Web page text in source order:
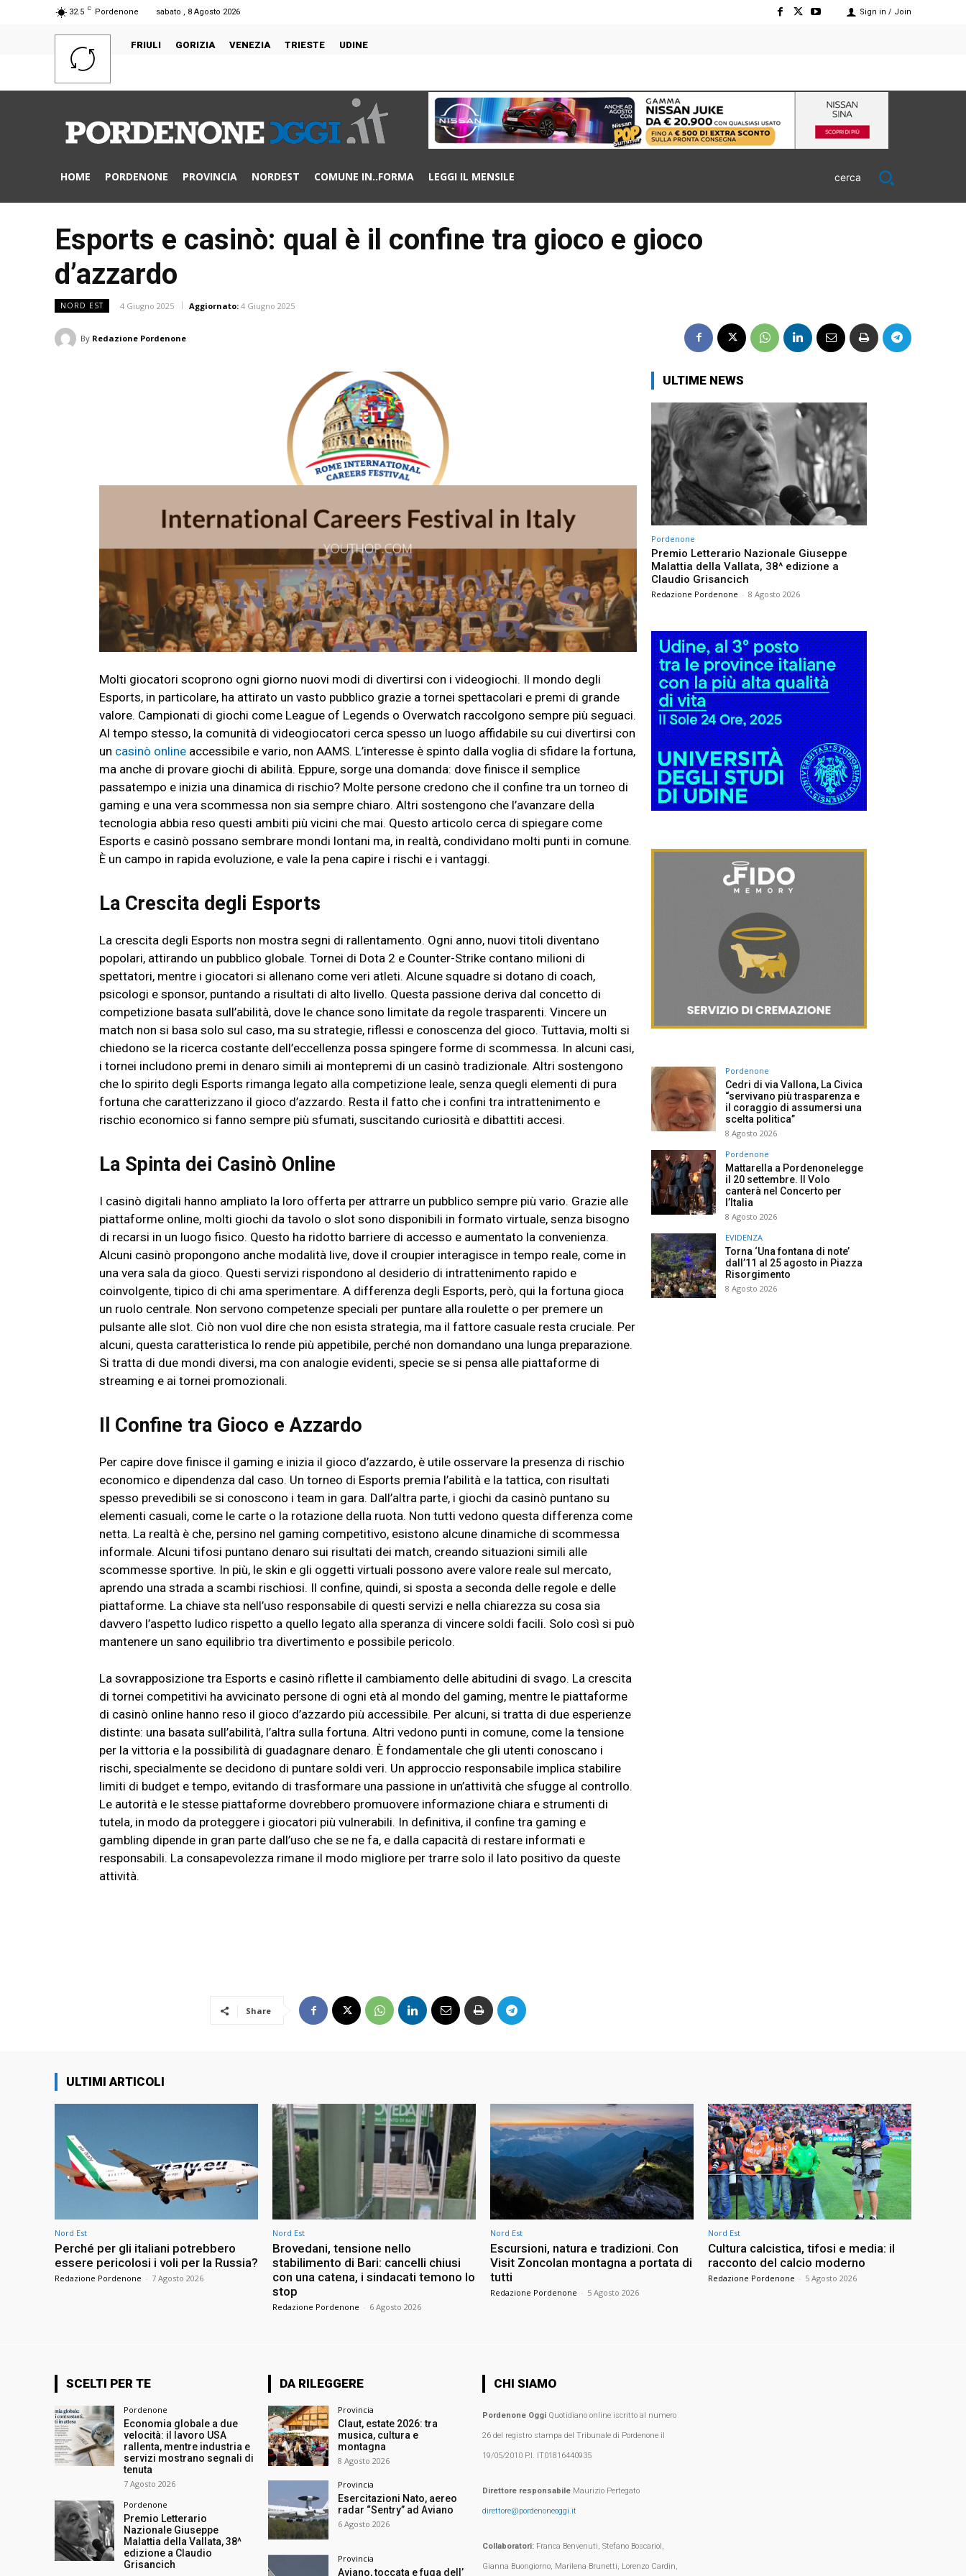
32.5 C Pordenone sabato , 8 Agosto 2026 Sign in / Join
FRIULI GORIZIA VENEZIA TRIESTE UDINE
HOME PORDENONE PROVINCIA NORDEST COMUNE IN..FORMA LEGGI IL MENSILE cerca
Esports e casinò: qual è il confine tra gioco e gioco
d’azzardo
NORD EST 4 Giugno 2025 Aggiornato: 4 Giugno 2025
By Redazione Pordenone
Molti giocatori scoprono ogni giorno nuovi modi di divertirsi con i videogiochi. Il mondo degli
Esports, in particolare, ha attirato un vasto pubblico grazie a tornei spettacolari e premi di grande
valore. Campionati di giochi come League of Legends o Overwatch raccolgono sempre più seguaci.
Al tempo stesso, la comunità di videogiocatori cerca spesso un luogo affidabile su cui divertirsi con
un casinò online accessibile e vario, non AAMS. L’interesse è spinto dalla voglia di sfidare la fortuna,
ma anche di provare giochi di abilità. Eppure, sorge una domanda: dove finisce il semplice
passatempo e inizia una dinamica di rischio? Molte persone credono che il confine tra un torneo di
gaming e una vera scommessa non sia sempre chiaro. Altri sostengono che l’avanzare della
tecnologia abbia reso questi ambiti più vicini che mai. Questo articolo cerca di spiegare come
Esports e casinò possano sembrare mondi lontani ma, in realtà, condividano molti punti in comune.
È un campo in rapida evoluzione, e vale la pena capire i rischi e i vantaggi.
La Crescita degli Esports
La crescita degli Esports non mostra segni di rallentamento. Ogni anno, nuovi titoli diventano
popolari, attirando un pubblico globale. Tornei di Dota 2 e Counter-Strike contano milioni di
spettatori, mentre i giocatori si allenano come veri atleti. Alcune squadre si dotano di coach,
psicologi e sponsor, puntando a risultati di alto livello. Questa passione deriva dal concetto di
competizione basata sull’abilità, dove le chance sono limitate da regole trasparenti. Vincere un
match non si basa solo sul caso, ma su strategie, riflessi e conoscenza del gioco. Tuttavia, molti si
chiedono se la ricerca costante dell’eccellenza possa spingere forme di scommessa. In alcuni casi,
i tornei includono premi in denaro simili ai montepremi di un casinò tradizionale. Altri sostengono
che lo spirito degli Esports rimanga legato alla competizione leale, senza quegli elementi di pura
fortuna che caratterizzano il gioco d’azzardo. Resta il fatto che i confini tra intrattenimento e
rischio economico si fanno sempre più sfumati, suscitando curiosità e dibattiti accesi.
La Spinta dei Casinò Online
I casinò digitali hanno ampliato la loro offerta per attrarre un pubblico sempre più vario. Grazie alle
piattaforme online, molti giochi da tavolo o slot sono disponibili in formato virtuale, senza bisogno
di recarsi in un luogo fisico. Questo ha ridotto barriere di accesso e aumentato la convenienza.
Alcuni casinò propongono anche modalità live, dove il croupier interagisce in tempo reale, come in
una vera sala da gioco. Questi servizi rispondono al desiderio di intrattenimento rapido e
coinvolgente, tipico di chi ama sperimentare. A differenza degli Esports, però, qui la fortuna gioca
un ruolo centrale. Non servono competenze speciali per puntare alla roulette o per premere un
pulsante alle slot. Ciò non vuol dire che non esista strategia, ma il fattore casuale resta cruciale. Per
alcuni, questa caratteristica lo rende più appetibile, perché non domandano una lunga preparazione.
Si tratta di due mondi diversi, ma con analogie evidenti, specie se si pensa alle piattaforme di
streaming e ai tornei promozionali.
Il Confine tra Gioco e Azzardo
Per capire dove finisce il gaming e inizia il gioco d’azzardo, è utile osservare la presenza di rischio
economico e dipendenza dal caso. Un torneo di Esports premia l’abilità e la tattica, con risultati
spesso prevedibili se si conoscono i team in gara. Dall’altra parte, i giochi da casinò puntano su
elementi casuali, come le carte o la rotazione della ruota. Non tutti vedono questa differenza come
netta. La realtà è che, persino nel gaming competitivo, esistono alcune dinamiche di scommessa
informale. Alcuni tifosi puntano denaro sui risultati dei match, creando situazioni simili alle
scommesse sportive. In più, le skin e gli oggetti virtuali possono avere valore reale sul mercato,
aprendo una strada a scambi rischiosi. Il confine, quindi, si sposta a seconda delle regole e delle
piattaforme. La chiave sta nell’uso responsabile di questi servizi e nella chiarezza su cosa sia
davvero l’aspetto ludico rispetto a quello legato alla speranza di vincere soldi facili. Solo così si può
mantenere un sano equilibrio tra divertimento e possibile pericolo.
La sovrapposizione tra Esports e casinò riflette il cambiamento delle abitudini di svago. La crescita
di tornei competitivi ha avvicinato persone di ogni età al mondo del gaming, mentre le piattaforme
di casinò online hanno reso il gioco d’azzardo più accessibile. Per alcuni, si tratta di due esperienze
distinte: una basata sull’abilità, l’altra sulla fortuna. Altri vedono punti in comune, come la tensione
per la vittoria e la possibilità di guadagnare denaro. È fondamentale che gli utenti conoscano i
rischi, specialmente se decidono di puntare soldi veri. Un approccio responsabile implica stabilire
limiti di budget e tempo, evitando di trasformare una passione in un’attività che sfugge al controllo.
Le autorità e le stesse piattaforme dovrebbero promuovere informazione chiara e strumenti di
tutela, in modo da proteggere i giocatori più vulnerabili. In definitiva, il confine tra gaming e
gambling dipende in gran parte dall’uso che se ne fa, e dalla capacità di restare informati e
responsabili. La consapevolezza rimane il modo migliore per trarre solo il lato positivo da queste
attività.
Share
ULTIME NEWS
Pordenone
Premio Letterario Nazionale Giuseppe
Malattia della Vallata, 38^ edizione a
Claudio Grisancich
Redazione Pordenone - 8 Agosto 2026
Pordenone
Cedri di via Vallona, La Civica
“servivano più trasparenza e
il coraggio di assumersi una
scelta politica”
8 Agosto 2026
Pordenone
Mattarella a Pordenonelegge
il 20 settembre. Il Volo
canterà nel Concerto per
l’Italia
8 Agosto 2026
EVIDENZA
Torna ‘Una fontana di note’
dall’11 al 25 agosto in Piazza
Risorgimento
8 Agosto 2026
ULTIMI ARTICOLI
Nord Est
Perché per gli italiani potrebbero
essere pericolosi i voli per la Russia?
Redazione Pordenone - 7 Agosto 2026
Nord Est
Brovedani, tensione nello
stabilimento di Bari: cancelli chiusi
con una catena, i sindacati temono lo
stop
Redazione Pordenone - 6 Agosto 2026
Nord Est
Escursioni, natura e tradizioni. Con
Visit Zoncolan montagna a portata di
tutti
Redazione Pordenone - 5 Agosto 2026
Nord Est
Cultura calcistica, tifosi e media: il
racconto del calcio moderno
Redazione Pordenone - 5 Agosto 2026
SCELTI PER TE
Pordenone
Economia globale a due
velocità: il lavoro USA
rallenta, mentre industria e
servizi mostrano segnali di
tenuta
7 Agosto 2026
Pordenone
Premio Letterario
Nazionale Giuseppe
Malattia della Vallata, 38^
edizione a Claudio
Grisancich
DA RILEGGERE
Provincia
Claut, estate 2026: tra
musica, cultura e
montagna
8 Agosto 2026
Provincia
Esercitazioni Nato, aereo
radar “Sentry” ad Aviano
6 Agosto 2026
Provincia
Aviano, toccata e fuga dell’
CHI SIAMO
Pordenone OggiQuotidiano online iscritto al numero
26 del registro stampa del Tribunale di Pordenone il
19/05/2010 P.I. IT01816440935
Direttore responsabileMaurizio Pertegato
direttore@pordenoneoggi.it
Collaboratori:Franca Benvenuti, Stefano Boscariol,
Gianna Buongiorno, Marilena Brunetti, Lorenzo Cardin,